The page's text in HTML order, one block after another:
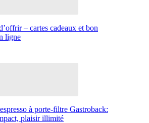
– cartes cadeaux et bon
ligne
à porte-filtre Gastroback:
plaisir illimité